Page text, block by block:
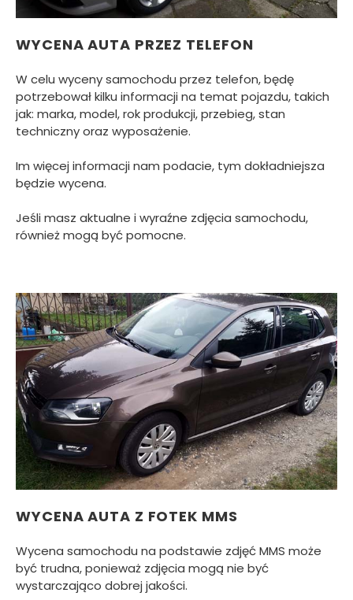
WYCENA AUTA PRZEZ TELEFON
W celu wyceny samochodu przez telefon, będę
potrzebował kilku informacji na temat pojazdu, takich
jak: marka, model, rok produkcji, przebieg, stan
techniczny oraz wyposażenie.
Im więcej informacji nam podacie, tym dokładniejsza
będzie wycena.
Jeśli masz aktualne i wyraźne zdjęcia samochodu,
również mogą być pomocne.
WYCENA AUTA Z FOTEK MMS
Wycena samochodu na podstawie zdjęć MMS może
być trudna, ponieważ zdjęcia mogą nie być
wystarczająco dobrej jakości.